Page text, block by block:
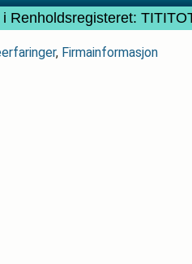
Renholdsregisteret:
, Firmainformasjon